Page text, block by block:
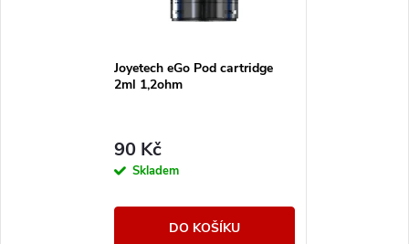
Joyetech eGo Pod cartridge
2ml 1,2ohm
90 Kč
Skladem
DO KOŠÍKU